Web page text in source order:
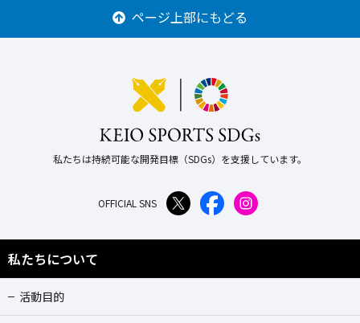
ページ上部にもどる
私たちは持続可能な開発目標（SDGs）を支援しています。
OFFICIAL SNS
私たちについて
活動目的